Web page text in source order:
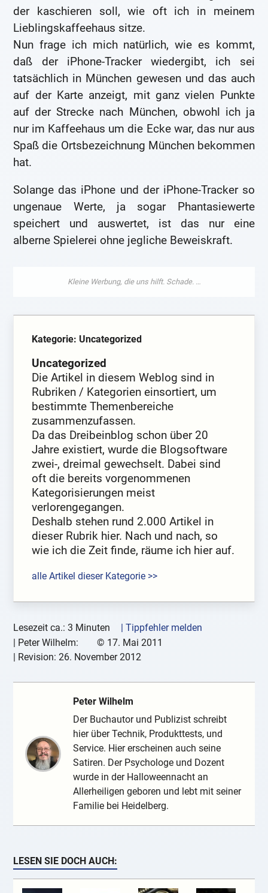
der kaschieren soll, wie oft ich in meinem
Lieblingskaffeehaus sitze.
Nun frage ich mich natürlich, wie es kommt,
daß der iPhone-Tracker wiedergibt, ich sei
tatsächlich in München gewesen und das auch
auf der Karte anzeigt, mit ganz vielen Punkte
auf der Strecke nach München, obwohl ich ja
nur im Kaffeehaus um die Ecke war, das nur aus
Spaß die Ortsbezeichnung München bekommen
hat.
Solange das iPhone und der iPhone-Tracker so
ungenaue Werte, ja sogar Phantasiewerte
speichert und auswertet, ist das nur eine
alberne Spielerei ohne jegliche Beweiskraft.
Kategorie: Uncategorized
Uncategorized
Die Artikel in diesem Weblog sind in
Rubriken / Kategorien einsortiert, um
bestimmte Themenbereiche
zusammenzufassen.
Da das Dreibeinblog schon über 20
Jahre existiert, wurde die Blogsoftware
zwei-, dreimal gewechselt. Dabei sind
oft die bereits vorgenommenen
Kategorisierungen meist
verlorengegangen.
Deshalb stehen rund 2.000 Artikel in
dieser Rubrik hier. Nach und nach, so
wie ich die Zeit finde, räume ich hier auf.
alle Artikel dieser Kategorie >>
Lesezeit ca.: 3 Minuten
| Tippfehler melden
| Peter Wilhelm: © 17. Mai 2011
| Revision:26. November 2012
Peter Wilhelm
Der Buchautor und Publizist schreibt
hier über Technik, Produkttests, und
Service. Hier erscheinen auch seine
Satiren. Der Psychologe und Dozent
wurde in der Halloweennacht an
Allerheiligen geboren und lebt mit seiner
Familie bei Heidelberg.
LESEN SIE DOCH AUCH: